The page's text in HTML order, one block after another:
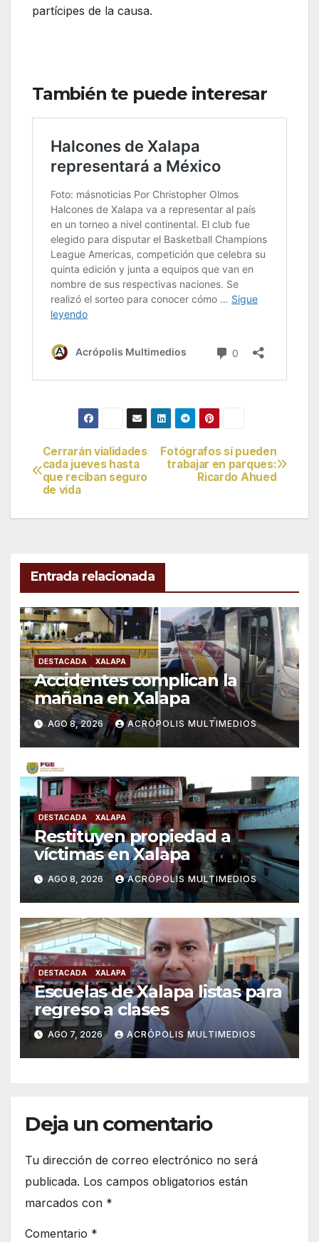
partícipes de la causa.
También te puede interesar
Navegación
de
entradas
Fotógrafos sí pueden
trabajar en parques:
Ricardo Ahued
Cerrarán vialidades
cada jueves hasta
que reciban seguro
de vida
Entrada relacionada
DESTACADA XALAPA
Accidentes complican la
mañana en Xalapa
AGO 8, 2026 ACRÓPOLIS MULTIMEDIOS
DESTACADA XALAPA
Restituyen propiedad a
víctimas en Xalapa
AGO 8, 2026 ACRÓPOLIS MULTIMEDIOS
DESTACADA XALAPA
Escuelas de Xalapa listas para
regreso a clases
AGO 7, 2026 ACRÓPOLIS MULTIMEDIOS
Deja un comentario
Tu dirección de correo electrónico no será
publicada. Los campos obligatorios están
marcados con *
Comentario *